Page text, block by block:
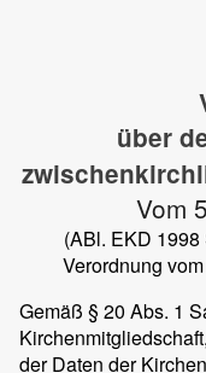
über
Vom
(ABl. EKD 1998
Verordnung
Gemäß § 20 Abs. 1
der Daten der